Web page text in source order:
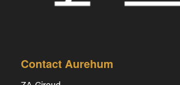
Contact Aurehum